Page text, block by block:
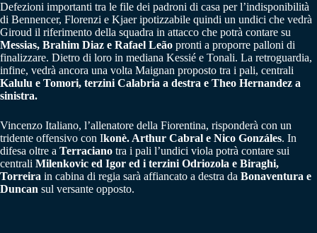
Defezioni importanti tra le file dei padroni di casa per l’indisponibilità
di Bennencer, Florenzi e Kjaer ipotizzabile quindi un undici che vedrà
Giroud il riferimento della squadra in attacco che potrà contare su
Messias, Brahim Diaz e Rafael Leão pronti a proporre palloni di
finalizzare. Dietro di loro in mediana Kessié e Tonali. La retroguardia,
infine, vedrà ancora una volta Maignan proposto tra i pali, centrali
Kalulu e Tomori, terzini Calabria a destra e Theo Hernandez a
sinistra.
Vincenzo Italiano, l’allenatore della Fiorentina, risponderà con un
tridente offensivo con Ikonè. Arthur Cabral e Nico Gonzáles. In
difesa oltre a Terraciano tra i pali l’undici viola potrà contare sui
centrali Milenkovic ed Igor ed i terzini Odriozola e Biraghi,
Torreira in cabina di regia sarà affiancato a destra da Bonaventura e
Duncan sul versante opposto.